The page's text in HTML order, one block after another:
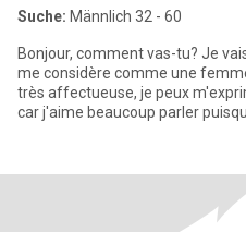
Suche: Männlich 32 - 60
Bonjour, comment vas-tu? Je
me considère comme une
très affectueuse, je peux
car j'aime beaucoup parler